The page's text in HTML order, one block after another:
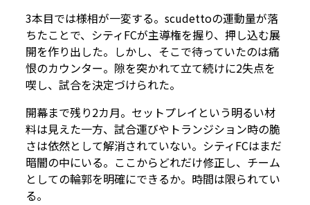
3本目では様相が一変する。scudettoの運動量が落
ちたことで、シティFCが主導権を握り、押し込む展
開を作り出した。しかし、そこで待っていたのは痛
恨のカウンター。隙を突かれて立て続けに2失点を
喫し、試合を決定づけられた。
開幕まで残り2カ月。セットプレイという明るい材
料は見えた一方、試合運びやトランジション時の脆
さは依然として解消されていない。シティFCはまだ
暗闇の中にいる。ここからどれだけ修正し、チーム
としての輪郭を明確にできるか。時間は限られてい
る。